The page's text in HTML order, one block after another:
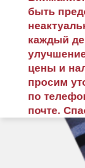
быть
каждый
цены и
просим
по
почте.